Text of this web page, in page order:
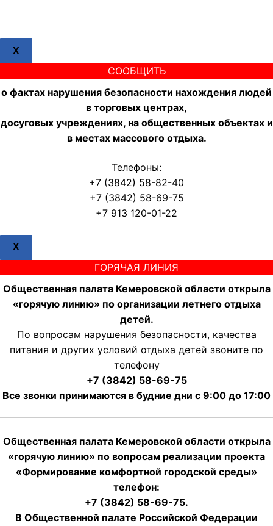
X
СООБЩИТЬ
о фактах нарушения безопасности нахождения людей
в торговых центрах,
досуговых учреждениях, на общественных объектах и
в местах массового отдыха.
Телефоны:
+7 (3842) 58-82-40
+7 (3842) 58-69-75
+7 913 120-01-22
X
ГОРЯЧАЯ ЛИНИЯ
Общественная палата Кемеровской области открыла
«горячую линию» по организации летнего отдыха
детей.
По вопросам нарушения безопасности, качества
питания и других условий отдыха детей звоните по
телефону
+7 (3842) 58-69-75
Все звонки принимаются в будние дни с 9:00 до 17:00
Общественная палата Кемеровской области открыла
«горячую линию» по вопросам реализации проекта
«Формирование комфортной городской среды»
телефон:
+7 (3842) 58-69-75.
В Общественной палате Российской Федерации